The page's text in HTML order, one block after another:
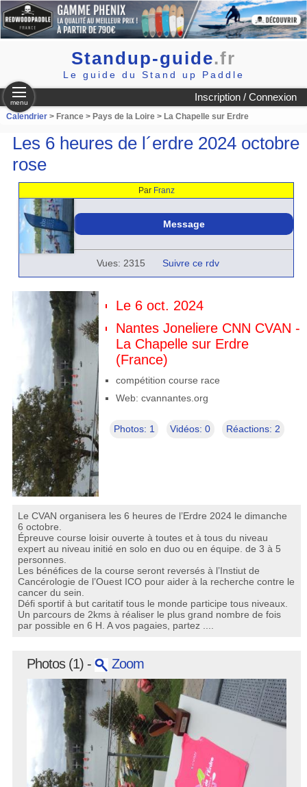
Standup-guide.fr
Le guide du Stand up Paddle
Inscription / Connexion
menu
Calendrier> France > Pays de la Loire > La Chapelle sur Erdre
Les 6 heures de l´erdre 2024 octobre
rose
Par Franz
Message
Vues: 2315 Suivre ce rdv
Le 6 oct. 2024
Nantes Joneliere CNN CVAN -
La Chapelle sur Erdre
(France)
compétition course race
Web: cvannantes.org
Photos: 1 Vidéos: 0 Réactions: 2
Le CVAN organisera les 6 heures de l’Erdre 2024 le dimanche
6 octobre.
Épreuve course loisir ouverte à toutes et à tous du niveau
expert au niveau initié en solo en duo ou en équipe. de 3 à 5
personnes.
Les bénéfices de la course seront reversés à l’Instiut de
Cancérologie de l’Ouest ICO pour aider à la recherche contre le
cancer du sein.
Défi sportif à but caritatif tous le monde participe tous niveaux.
Un parcours de 2kms à réaliser le plus grand nombre de fois
par possible en 6 H. A vos pagaies, partez ....
Photos (1) - Zoom